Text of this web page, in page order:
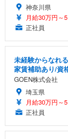
神奈川県
月給30万円～
正社員
未経験からなれ
家賃補助あり/資
GOEN株式会社
埼玉県
月給30万円～
正社員